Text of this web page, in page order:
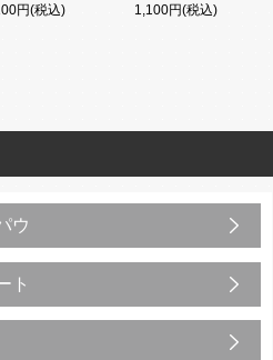
円(税込)
1,100円(税込)
ウ
ト